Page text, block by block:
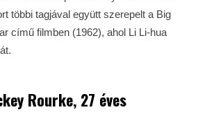
többi tagjával együtt szerepelt a Big
című filmben (1962), ahol Li Li-hua
Rourke, 27 éves